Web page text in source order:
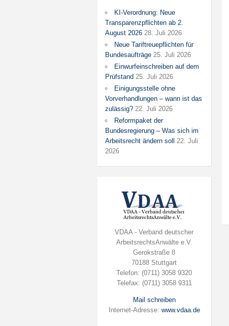
KI-Verordnung: Neue
Transparenzpflichten ab 2.
August 2026 28. Juli 2026
Neue Tariftreuepflichten für
Bundesaufträge 25. Juli 2026
Einwurfeinschreiben auf dem
Prüfstand 25. Juli 2026
Einigungsstelle ohne
Vorverhandlungen – wann ist das
zulässig? 22. Juli 2026
Reformpaket der
Bundesregierung – Was sich im
Arbeitsrecht ändern soll
22. Juli
2026
VDAA - Verband deutscher
ArbeitsrechtsAnwälte e.V.
Gerokstraße 8
70188 Stuttgart
Telefon: (0711) 3058 9320
Telefax: (0711) 3058 9311
Mail schreiben
Internet-Adresse: www.vdaa.de